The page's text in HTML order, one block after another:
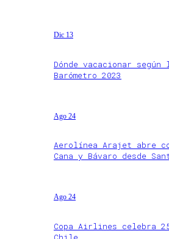
Dic 13
Dónde vacacionar
Barómetro 2023
Ago 24
Aerolínea Arajet abre
Cana y Bávaro desde
Ago 24
Copa Airlines celebra